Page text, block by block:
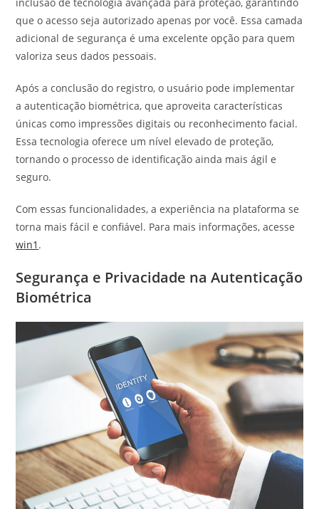
que o acesso seja autorizado apenas por você. Essa camada
adicional de segurança é uma excelente opção para quem
valoriza seus dados pessoais.
Após a conclusão do registro, o usuário pode implementar
a autenticação biométrica, que aproveita características
únicas como impressões digitais ou reconhecimento facial.
Essa tecnologia oferece um nível elevado de proteção,
tornando o processo de identificação ainda mais ágil e
seguro.
Com essas funcionalidades, a experiência na plataforma se
torna mais fácil e confiável. Para mais informações, acesse
win1 .
Segurança e Privacidade na Autenticação
Biométrica